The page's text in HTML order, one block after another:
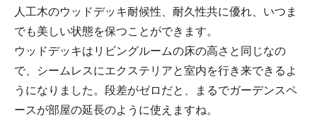
人工木のウッドデッキ耐候性、耐久性共に優れ、いつま
でも美しい状態を保つことができます。
ウッドデッキはリビングルームの床の高さと同じなの
で、シームレスにエクステリアと室内を行き来できるよ
うになりました。段差がゼロだと、まるでガーデンスペ
ースが部屋の延長のように使えますね。